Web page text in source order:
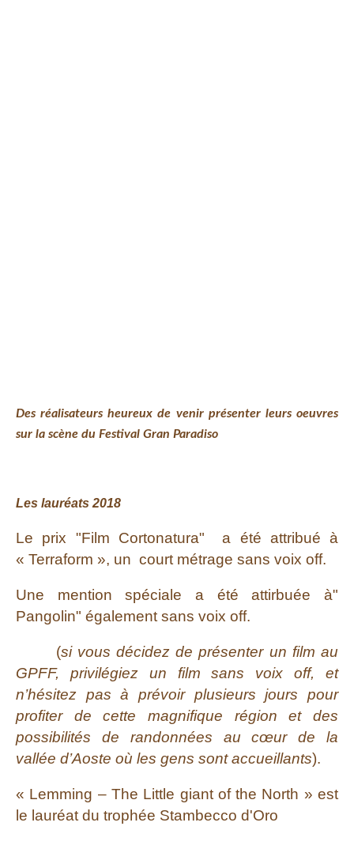
Des réalisateurs heureux de venir présenter leurs oeuvres
sur la scène du Festival Gran Paradiso
Les lauréats 2018
Le prix "Film Cortonatura" a été attribué à
« Terraform », un court métrage sans voix off.
Une mention spéciale a été attirbuée à"
Pangolin" également sans voix off.
(si vous décidez de présenter un film au
GPFF, privilégiez un film sans voix off, et
n’hésitez pas à prévoir plusieurs jours pour
profiter de cette magnifique région et des
possibilités de randonnées au cœur de la
vallée d’Aoste où les gens sont accueillants).
« Lemming – The Little giant of the North » est
le lauréat du trophée Stambecco d'Oro